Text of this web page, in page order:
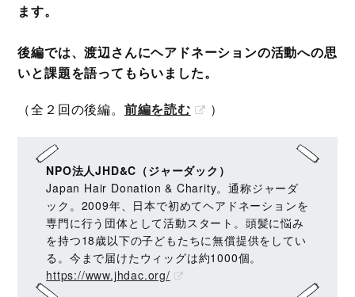
ます。
後編では、渡辺さんにヘアドネーションの活動への思
いと課題を語ってもらいました。
（全２回の後編。 前編を読む ）
NPO法人JHD&C（ジャーダック）
Japan Hair Donation & Charity。通称ジャーダ
ック。2009年、日本で初めてヘアドネーションを
専門に行う団体として活動スタート。頭髪に悩み
を持つ18歳以下の子どもたちに無償提供をしてい
る。今まで届けたウィッグは約1000個。
https://www.jhdac.org/